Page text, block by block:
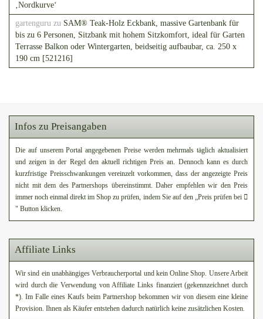
‚Nordkurve‘
gartenguru zu SAM® Teak-Holz Eckbank, massive Gartenbank für
bis zu 6 Personen, Sitzbank mit hohem Sitzkomfort, ideal für Garten
Terrasse Balkon oder Wintergarten, beidseitig aufbaubar, ca. 250 x
190 cm [521216]
Infos zu Preisangaben
Die auf unserem Portal angegebenen Preise werden mehrmals täglich aktualisiert
und zeigen in der Regel den aktuell richtigen Preis an. Dennoch kann es durch
kurzfristige Preisschwankungen vereinzelt vorkommen, dass der angezeigte Preis
nicht mit dem des Partnershops übereinstimmt. Daher empfehlen wir den Preis
immer noch einmal direkt im Shop zu prüfen, indem Sie auf den „Preis prüfen bei
" Button klicken.
Affiliate Links
Wir sind ein unabhängiges Verbraucherportal und kein Online Shop. Unsere Arbeit
wird durch die Verwendung von Affiliate Links finanziert (gekennzeichnet durch
*). Im Falle eines Kaufs beim Partnershop bekommen wir von diesem eine kleine
Provision. Ihnen als Käufer entstehen dadurch natürlich keine zusätzlichen Kosten.